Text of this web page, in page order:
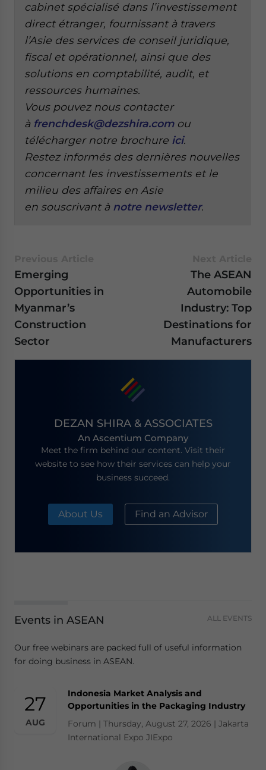
cabinet spécialisé dans l’investissement
direct étranger, fournissant à travers
l’Asie des services de conseil juridique,
fiscal et opérationnel, ainsi que des
solutions en comptabilité, audit, et
ressources humaines.
Vous pouvez nous contacter
à frenchdesk@dezshira.com ou
télécharger notre brochure ici.
Restez informés des dernières nouvelles
concernant les investissements et le
milieu des affaires en Asie
en souscrivant à notre newsletter.
Emerging
Opportunities in
Myanmar’s
Construction
Sector
The ASEAN
Automobile
Industry: Top
Destinations for
Manufacturers
DEZAN SHIRA & ASSOCIATES
An Ascentium Company
Meet the firm behind our content. Visit their
website to see how their services can help your
business succeed.
About Us Find an Advisor
Events in ASEAN ALL EVENTS
Our free webinars are packed full of useful information
for doing business in ASEAN.
27
AUG
Indonesia Market Analysis and
Opportunities in the Packaging Industry
Forum | Thursday, August 27, 2026 | Jakarta
International Expo JIExpo